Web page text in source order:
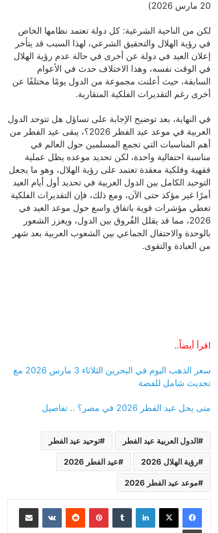
20 مارس 2026)
لكن من الناحية الشرعية: كل دولة تعتمد نظامها الخاص
في رؤية الهلال والتحقيق الشرعي، لهذا السبب قد يتأخر
إعلان العيد في دولة عن أخرى في حالة عدم رؤية الهلال
في الوقت نفسه، وهذا الاختلاف حدث في الأعوام
السابقة، حيث أعلنت مجموعة من الدول يومًا مختلفًا عن
أخرى رغم التقديرات الفلكية المتقاربة.
في النهاية، بعد توضيح الإجابة على تساؤل هل تتوحد الدول
العربية في موعد عيد الفطر 2026؟، يبقى عيد الفطر من
أهم المناسبات التي تجمع المسلمين حول العالم في
مناسبة احتفالية واحدة، لكن تحديد موعده يظل عملية
فقهية وفلكية معقدة تعتمد على رؤية الهلال، وهو ما يجعل
التوحيد الكامل بين الدول العربية في تحديد أول أيام العيد
أمرًا غير مؤكد حتى الآن، ومع ذلك، فإن التقديرات الفلكية
تعطي مؤشرات قوية باتفاق واسع حول موعد العيد في
2026، مما قد يقلل الفُروق بين الدول، ويعزز الشعور
بالوحدة والاحتفال الجماعي بين الشعوب العربية بعد شهر
من العبادة والتقوى.
اقرأ أيضاً..
سعر الذهب اليوم في البحرين الثلاثاء 3 مارس 2026 مع
تحديث شامل للفضة
متى يحل عيد الفطر 2026 في مصر؟ .. تفاصيل
الدول العربية عيد الفطر توحيد عيد الفطر
رؤية الهلال 2026 عيد الفطر 2026
موعد عيد الفطر 2026
لينكدإن بينتيريست مشاركة عبر البريد
طباعة